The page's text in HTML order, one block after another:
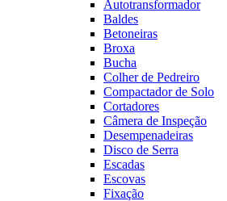
Autotransformador
Baldes
Betoneiras
Broxa
Bucha
Colher de Pedreiro
Compactador de Solo
Cortadores
Câmera de Inspeção
Desempenadeiras
Disco de Serra
Escadas
Escovas
Fixação